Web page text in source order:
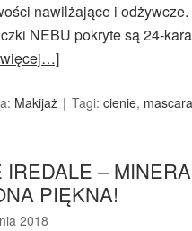
nawilżające i
NEBU pokryte są 24-
Makijaż Tagi:cienie, mascara
IREDALE –
PIĘKNA!
2018